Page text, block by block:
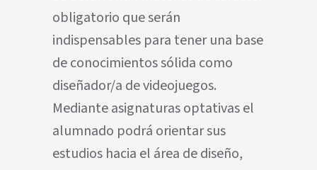
obligatorio que serán
indispensables para tener una base
de conocimientos sólida como
diseñador/a de videojuegos.
Mediante asignaturas optativas el
alumnado podrá orientar sus
estudios hacia el área de diseño,